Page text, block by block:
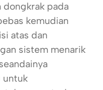
dongkrak pada
kemudian
atas dan
sistem menarik
untuk